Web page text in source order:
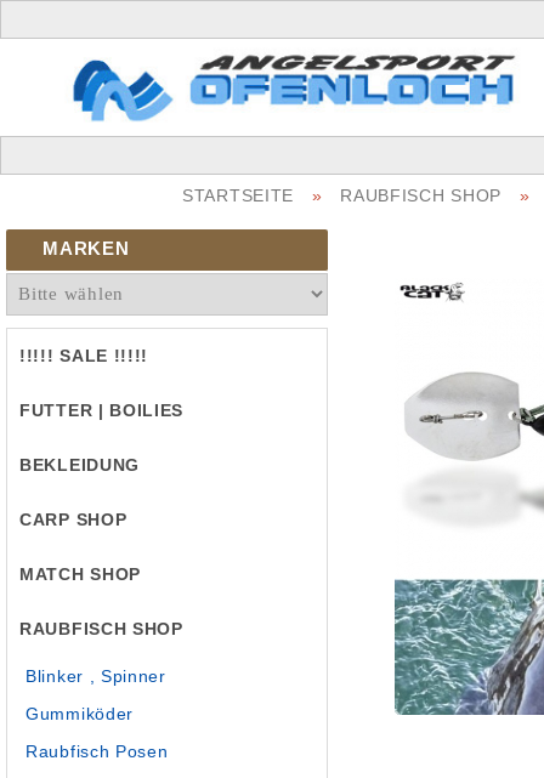
STARTSEITE » RAUBFISCH SHOP »
MARKEN
!!!!! SALE !!!!!
FUTTER | BOILIES
BEKLEIDUNG
CARP SHOP
MATCH SHOP
RAUBFISCH SHOP
Blinker , Spinner
Gummiköder
Raubfisch Posen